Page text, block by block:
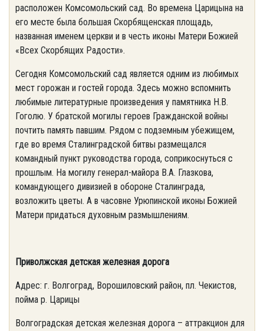
расположен Комсомольский сад. Во времена Царицына на
его месте была большая Скорбященская площадь,
названная именем церкви и в честь иконы Матери Божией
«Всех Скорбящих Радости».
Сегодня Комсомольский сад является одним из любимых
мест горожан и гостей города. Здесь можно вспомнить
любимые литературные произведения у памятника Н.В.
Гоголю. У братской могилы героев Гражданской войны
почтить память павшим. Рядом с подземным убежищем,
где во время Сталинградской битвы размещался
командный пункт руководства города, соприкоснуться с
прошлым. На могилу генерал-майора В.А. Глазкова,
командующего дивизией в обороне Сталинграда,
возложить цветы. А в часовне Урюпинской иконы Божией
Матери придаться духовным размышлениям.
Приволжская детская железная дорога
Адрес: г. Волгоград, Ворошиловский район, пл. Чекистов,
пойма р. Царицы
Волгоградская детская железная дорога – аттракцион для